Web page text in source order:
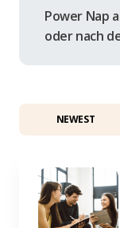
Power Nap
oder nach
NEWEST